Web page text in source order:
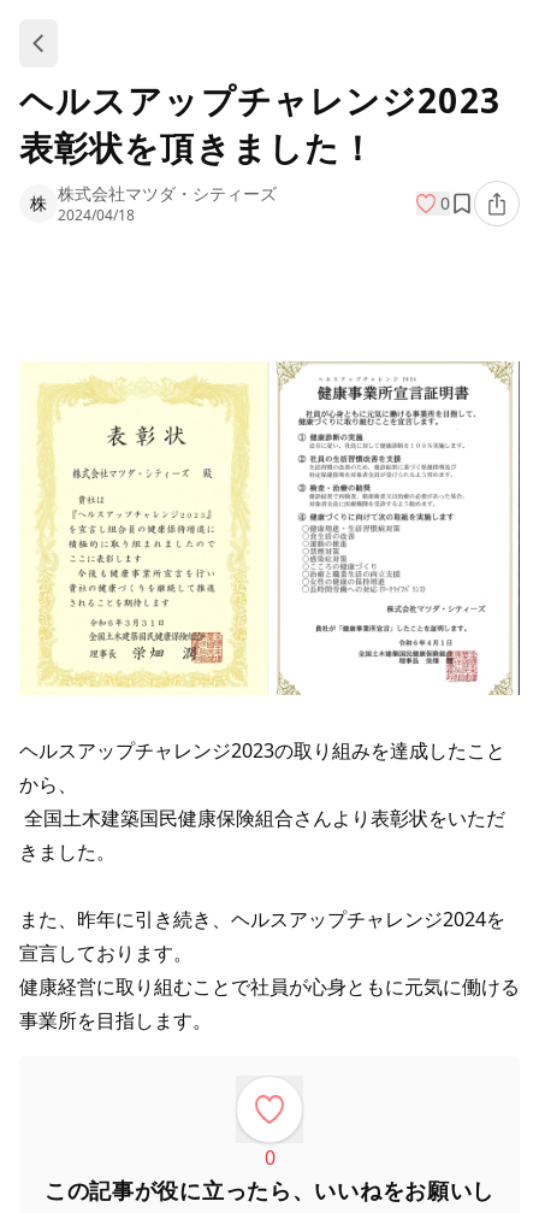
ヘルスアップチャレンジ2023
表彰状を頂きました！
株 株式会社マツダ・シティーズ
2024/04/18
0
ヘルスアップチャレンジ2023の取り組みを達成したこと
から、
全国土木建築国民健康保険組合さんより表彰状をいただ
きました。
また、昨年に引き続き、ヘルスアップチャレンジ2024を
宣言しております。
健康経営に取り組むことで社員が心身ともに元気に働ける
事業所を目指します。
0
この記事が役に立ったら、いいねをお願いし